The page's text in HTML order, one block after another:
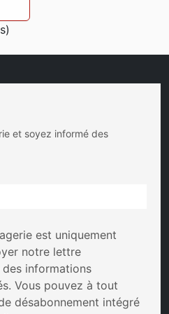
et soyez informé des
est uniquement
notre lettre
informations
Vous pouvez à tout
désabonnement intégré